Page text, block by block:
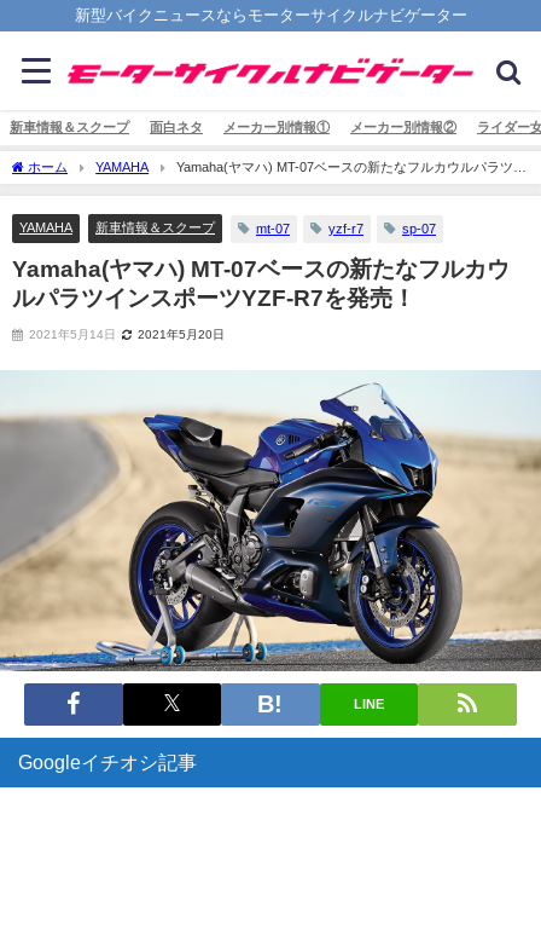
新型バイクニュースならモーターサイクルナビゲーター
新車情報＆スクープ 面白ネタ メーカー別情報① メーカー別情報② ライダー
ホーム YAMAHA
Yamaha(ヤマハ) MT-07ベースの新たなフルカウルパラツイ
ンスポーツYZF-R7を発売！
YAMAHA 新車情報＆スクープ mt-07 yzf-r7 sp-07
Yamaha(ヤマハ) MT-07ベースの新たなフルカウ
ルパラツインスポーツYZF-R7を発売！
2021年5月14日 2021年5月20日
LINE
Googleイチオシ記事